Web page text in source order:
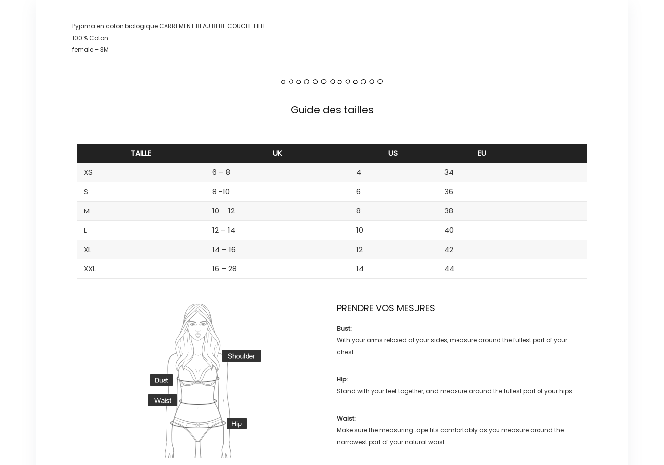
Pyjama en coton biologique CARREMENT BEAU BEBE COUCHE FILLE
100 % Coton
female – 3M
Guide des tailles
TAILLE UK US
EU
XS
6 – 8 4
34
S
8 -10 6
36
M
10 – 12 8
38
L
12 – 14 10
40
XL
14 – 16 12
42
XXL
16 – 28 14 44
PRENDRE VOS MESURES
Bust:
With your arms relaxed at your sides, measure around the fullest part of your
chest.
Hip:
Stand with your feet together, and measure around the fullest part of your hips.
Waist:
Make sure the measuring tape fits comfortably as you measure around the
narrowest part of your natural waist.